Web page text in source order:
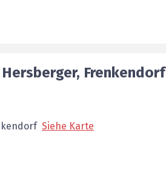
Hersberger, Frenkendorf
Siehe Karte